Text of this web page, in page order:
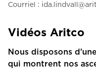
Courriel :
Vidéos Aritco
Nous disposons
qui montrent nos